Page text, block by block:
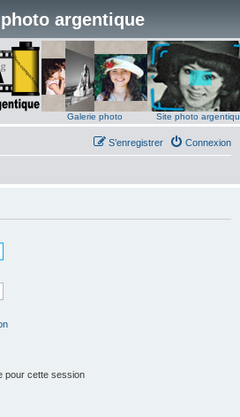
argentique
Galerie photo Site photo
Connexion
S’enregistrer
pour cette session